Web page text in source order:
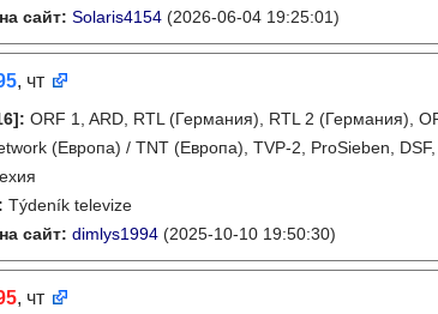
сайт: Solaris4154 (2026-06-04 19:25:01)
, чт
: ORF 1, ARD, RTL (Германия), RTL 2 (Германия),
(Европа) / TNT (Европа), TVP-2, ProSieben,
Týdeník televize
сайт: dimlys1994 (2025-10-10 19:50:30)
, чт